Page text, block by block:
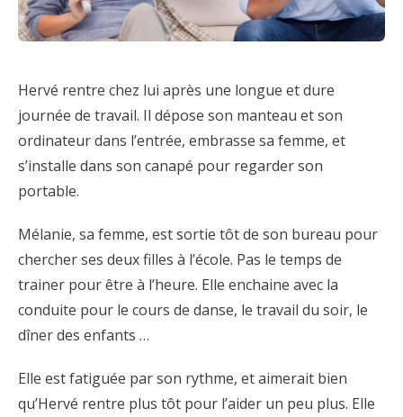
Hervé rentre chez lui après une longue et dure
journée de travail. Il dépose son manteau et son
ordinateur dans l’entrée, embrasse sa femme, et
s’installe dans son canapé pour regarder son
portable.
Mélanie, sa femme, est sortie tôt de son bureau pour
chercher ses deux filles à l’école. Pas le temps de
trainer pour être à l’heure. Elle enchaine avec la
conduite pour le cours de danse, le travail du soir, le
dîner des enfants …
Elle est fatiguée par son rythme, et aimerait bien
qu’Hervé rentre plus tôt pour l’aider un peu plus. Elle